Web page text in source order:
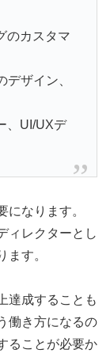
のカスタマ
デザイン、
、UI/UXデ
なります。
ィレクターとし
ます。
達成することも
働き方になるの
ることが必要か